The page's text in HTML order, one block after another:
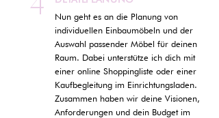
Nun geht es an die Planung von
individuellen Einbaumöbeln und der
Auswahl passender Möbel für deinen
Raum. Dabei unterstütze ich dich mit
einer online Shoppingliste oder einer
Kaufbegleitung im Einrichtungsladen.
Zusammen haben wir deine Visionen,
Anforderungen und dein Budget im